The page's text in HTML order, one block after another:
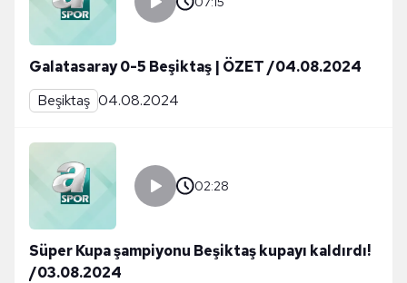
Galatasaray 0-5 Beşiktaş | ÖZET /04.08.2024
Beşiktaş 04.08.2024
02:28
Süper Kupa şampiyonu Beşiktaş kupayı kaldırdı!
/03.08.2024